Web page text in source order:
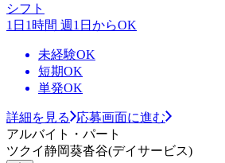
シフト
1日1時間 週1日からOK
未経験OK
短期OK
単発OK
詳細を見る
応募画面に進む
アルバイト・パート
ツクイ静岡葵沓谷(デイサービス)